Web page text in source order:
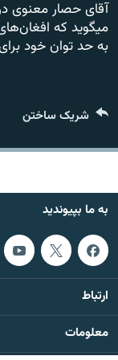
تماس
صفحه پشتو
به ما بپیوندید
همۀ سایت‌های
آقای حصار معنوی
میگوید که
به حد توان خود
شریک ساختن
به ما بپیوندید
ارتباط
معلومات